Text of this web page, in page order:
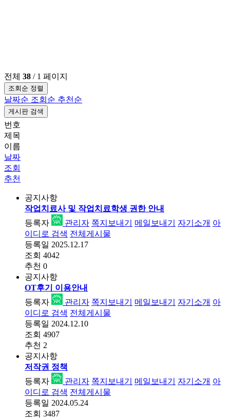
전체 38 / 1 페이지
조회순 정렬
날짜순 조회순 추천순
게시판 검색
번호
제목
이름
날짜
조회
추천
공지사항
작업치료사 및 작업치료학생 권한 안내
등록자
관리자 쪽지보내기 메일보내기 자기소개 아
이디로 검색 전체게시물
등록일 2025.12.17
조회 4042
추천 0
공지사항
OT후기 이용안내
등록자
관리자 쪽지보내기 메일보내기 자기소개 아
이디로 검색 전체게시물
등록일 2024.12.10
조회 4907
추천 2
공지사항
저작권 정책
등록자
관리자 쪽지보내기 메일보내기 자기소개 아
이디로 검색 전체게시물
등록일 2024.05.24
조회 3487